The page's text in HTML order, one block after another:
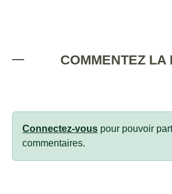
COMMENTEZ LA
Connectez-vous pour pouvoir
commentaires.